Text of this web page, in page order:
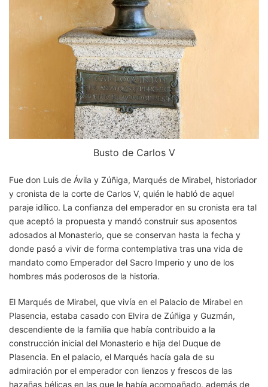
Busto de Carlos V
Fue don Luis de Ávila y Zúñiga, Marqués de Mirabel, historiador
y cronista de la corte de Carlos V, quién le habló de aquel
paraje idílico. La confianza del emperador en su cronista era tal
que aceptó la propuesta y mandó construir sus aposentos
adosados al Monasterio, que se conservan hasta la fecha y
donde pasó a vivir de forma contemplativa tras una vida de
mandato como Emperador del Sacro Imperio y uno de los
hombres más poderosos de la historia.
El Marqués de Mirabel, que vivía en el Palacio de Mirabel en
Plasencia, estaba casado con Elvira de Zúñiga y Guzmán,
descendiente de la familia que había contribuido a la
construcción inicial del Monasterio e hija del Duque de
Plasencia. En el palacio, el Marqués hacía gala de su
admiración por el emperador con lienzos y frescos de las
hazañas bélicas en las que le había acompañado, además de